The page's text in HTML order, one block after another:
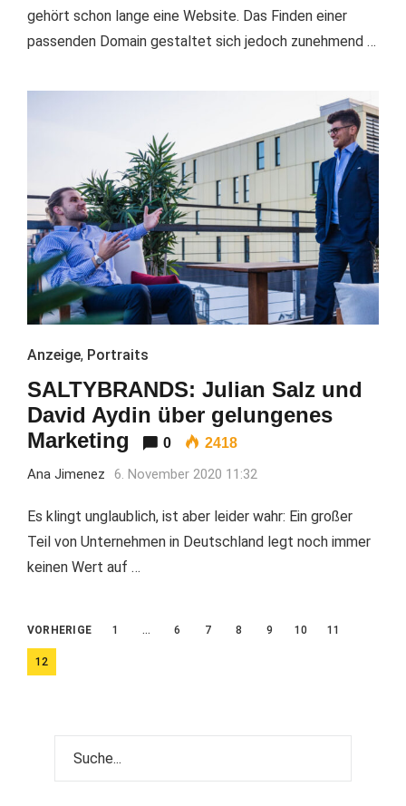
gehört schon lange eine Website. Das Finden einer
passenden Domain gestaltet sich jedoch zunehmend …
Anzeige, Portraits
SALTYBRANDS: Julian Salz und
David Aydin über gelungenes
Marketing
0 2418
Ana Jimenez 6. November 2020 11:32
Es klingt unglaublich, ist aber leider wahr: Ein großer
Teil von Unternehmen in Deutschland legt noch immer
keinen Wert auf …
Beitragsnavigation
VORHERIGE 1 … 6 7 8 9 10 11
12